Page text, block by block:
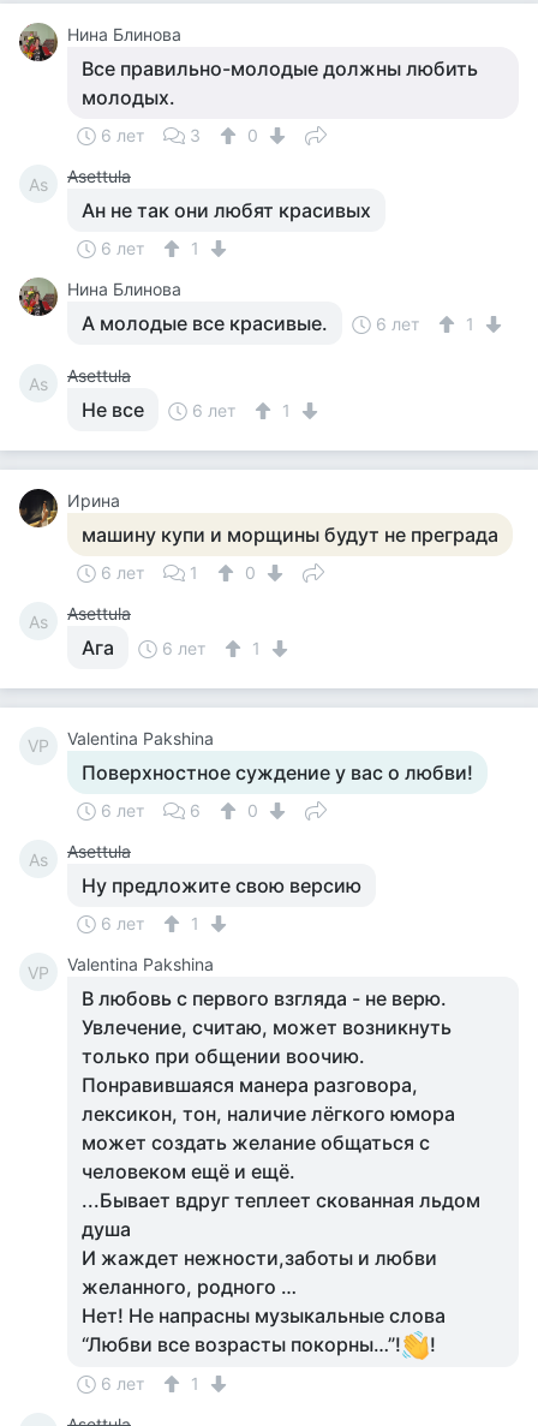
Нина Блинова
Все правильно-молодые должны любить
молодых.
6 лет 3 0
As Asettula
Ан не так они любят красивых
6 лет
1
Нина Блинова
А молодые все красивые. 6 лет 1
As Asettula
Не все 6 лет 1
Ирина
машину купи и морщины будут не преграда
6 лет 1 0
As Asettula
Ага 6 лет 1
VP Valentina Pakshina
Поверхностное суждение у вас о любви!
6 лет 6 0
As Asettula
Ну предложите свою версию
6 лет 1
VP Valentina Pakshina
В любовь с первого взгляда - не верю.
Увлечение, считаю, может возникнуть
только при общении воочию.
Понравившаяся манера разговора,
лексикон, тон, наличие лёгкого юмора
может создать желание общаться с
человеком ещё и ещё.
...Бывает вдруг теплеет скованная льдом
душа
И жаждет нежности,заботы и любви
желанного, родного …
Нет! Не напрасны музыкальные слова
“Любви все возрасты покорны…”!
!
6 лет 1